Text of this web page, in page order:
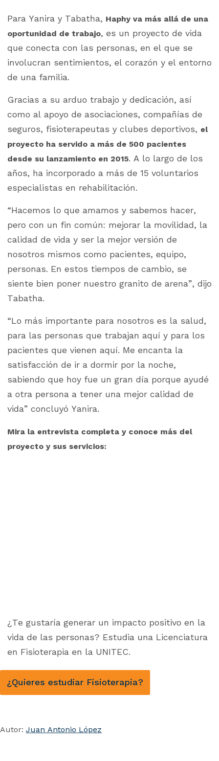
Para Yanira y Tabatha, Haphy va más allá de una
oportunidad de trabajo, es un proyecto de vida
que conecta con las personas, en el que se
involucran sentimientos, el corazón y el entorno
de una familia.
Gracias a su arduo trabajo y dedicación, así
como al apoyo de asociaciones, compañías de
seguros, fisioterapeutas y clubes deportivos, el
proyecto ha servido a más de 500 pacientes
desde su lanzamiento en 2015. A lo largo de los
años, ha incorporado a más de 15 voluntarios
especialistas en rehabilitación.
“Hacemos lo que amamos y sabemos hacer,
pero con un fin común: mejorar la movilidad, la
calidad de vida y ser la mejor versión de
nosotros mismos como pacientes, equipo,
personas. En estos tiempos de cambio, se
siente bien poner nuestro granito de arena”, dijo
Tabatha.
“Lo más importante para nosotros es la salud,
para las personas que trabajan aquí y para los
pacientes que vienen aquí. Me encanta la
satisfacción de ir a dormir por la noche,
sabiendo que hoy fue un gran día porque ayudé
a otra persona a tener una mejor calidad de
vida” concluyó Yanira.
Mira la entrevista completa y conoce más del
proyecto y sus servicios:
¿Te gustaría generar un impacto positivo en la
vida de las personas? Estudia una Licenciatura
en Fisioterapia en la UNITEC.
¿Quieres estudiar Fisioterapia?
Autor: Juan Antonio López